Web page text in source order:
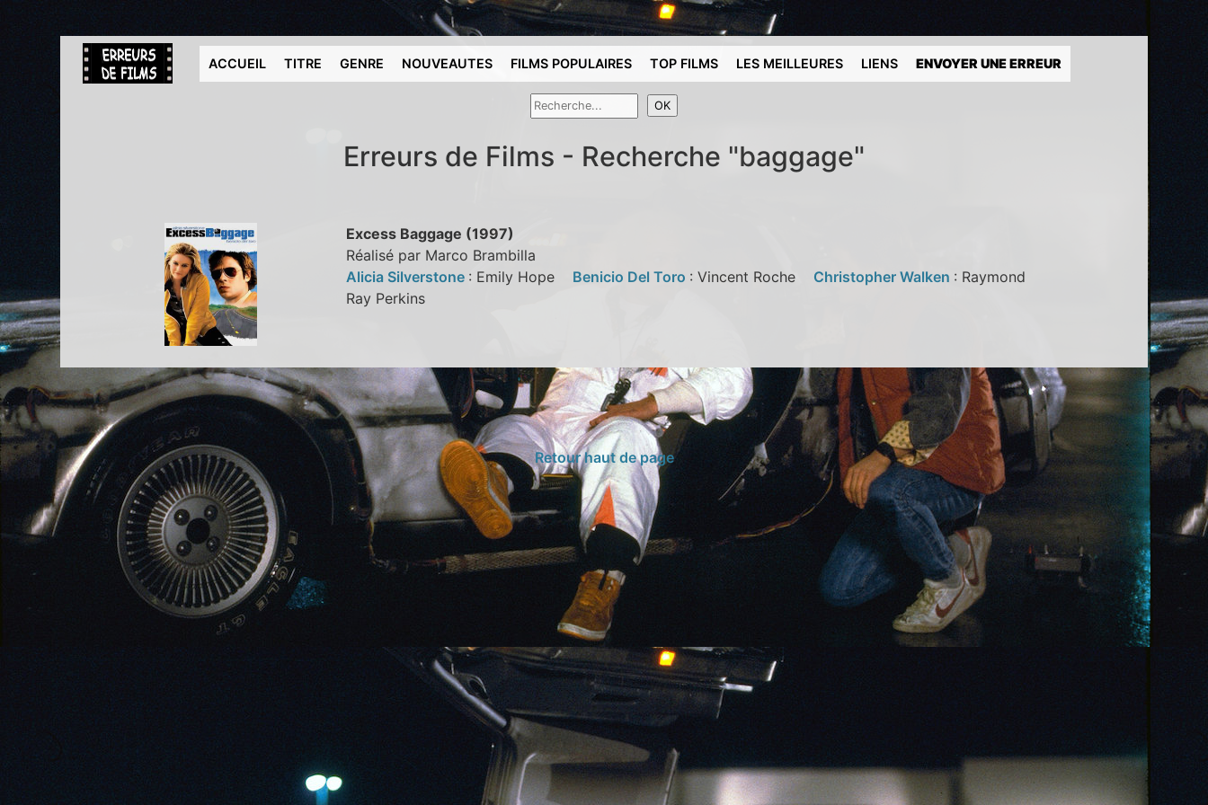
ACCUEIL TITRE GENRE NOUVEAUTES FILMS POPULAIRES TOP FILMS LES MEILLEURES LIENS ENVOYER UNE ERREUR
Erreurs de Films - Recherche "baggage"
Excess Baggage (1997)
Réalisé par Marco Brambilla
Alicia Silverstone : Emily Hope Benicio Del Toro : Vincent Roche Christopher Walken : Raymond
Ray Perkins
Retour haut de page